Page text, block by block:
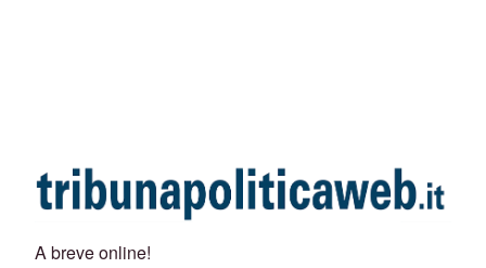
A breve online!